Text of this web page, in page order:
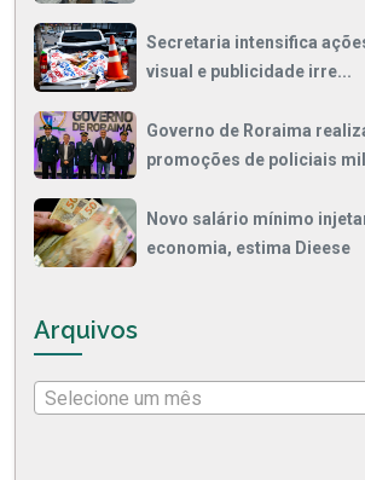
Secretaria intensifica
visual e publicidade irre...
Governo de Roraima
promoções de policiais
Novo salário mínimo
economia, estima Dieese
Arquivos
Selecione um mês